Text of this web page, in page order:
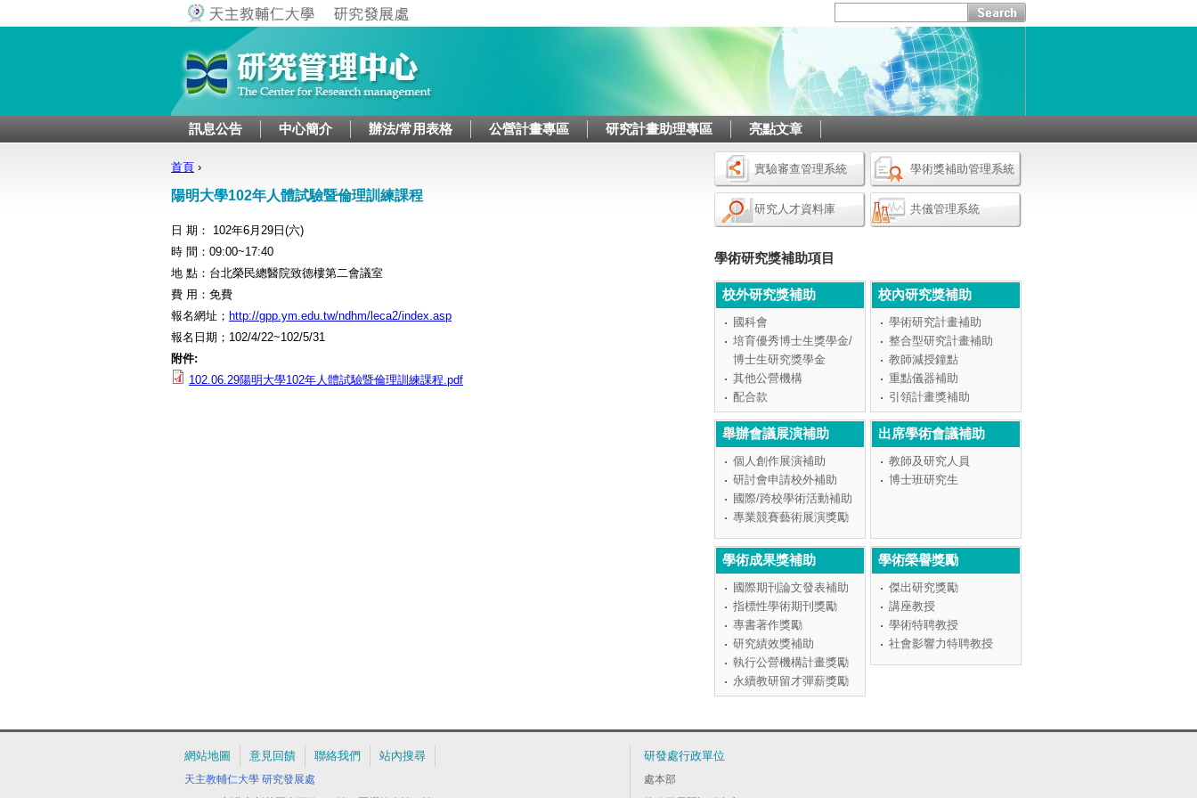
訊息公告 中心簡介 辦法/常用表格 公營計畫專區 研究計畫助理專區 亮點文章
實驗審查管理系統 學術獎補助管理系統
研究人才資料庫 共儀管理系統
學術研究獎補助項目
校外研究獎補助
國科會
培育優秀博士生獎學金/
博士生研究獎學金
其他公營機構
配合款
校內研究獎補助
學術研究計畫補助
整合型研究計畫補助
教師減授鐘點
重點儀器補助
引領計畫獎補助
舉辦會議展演補助
個人創作展演補助
研討會申請校外補助
國際/跨校學術活動補助
專業競賽藝術展演獎勵
出席學術會議補助
教師及研究人員
博士班研究生
學術成果獎補助
國際期刊論文發表補助
指標性學術期刊獎勵
專書著作獎勵
研究績效獎補助
執行公營機構計畫獎勵
永續教研留才彈薪獎勵
學術榮譽獎勵
傑出研究獎勵
講座教授
學術特聘教授
社會影響力特聘教授
您在這裡
首頁 ›
陽明大學102年人體試驗暨倫理訓練課程
日 期： 102年6月29日(六)
時 間：09:00~17:40
地 點：台北榮民總醫院致德樓第二會議室
費 用：免費
報名網址； http://gpp.ym.edu.tw/ndhm/leca2/index.asp
報名日期；102/4/22~102/5/31
附件:
102.06.29陽明大學102年人體試驗暨倫理訓練課程.pdf
網站地圖 意見回饋 聯絡我們 站內搜尋
天主教輔仁大學 研究發展處
研發處行政單位
處本部